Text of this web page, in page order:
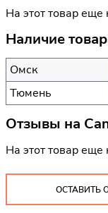
На этот товар еще
Наличие
Омск
Тюмень
Отзывы на
На этот товар еще
ОСТАВИТЬ